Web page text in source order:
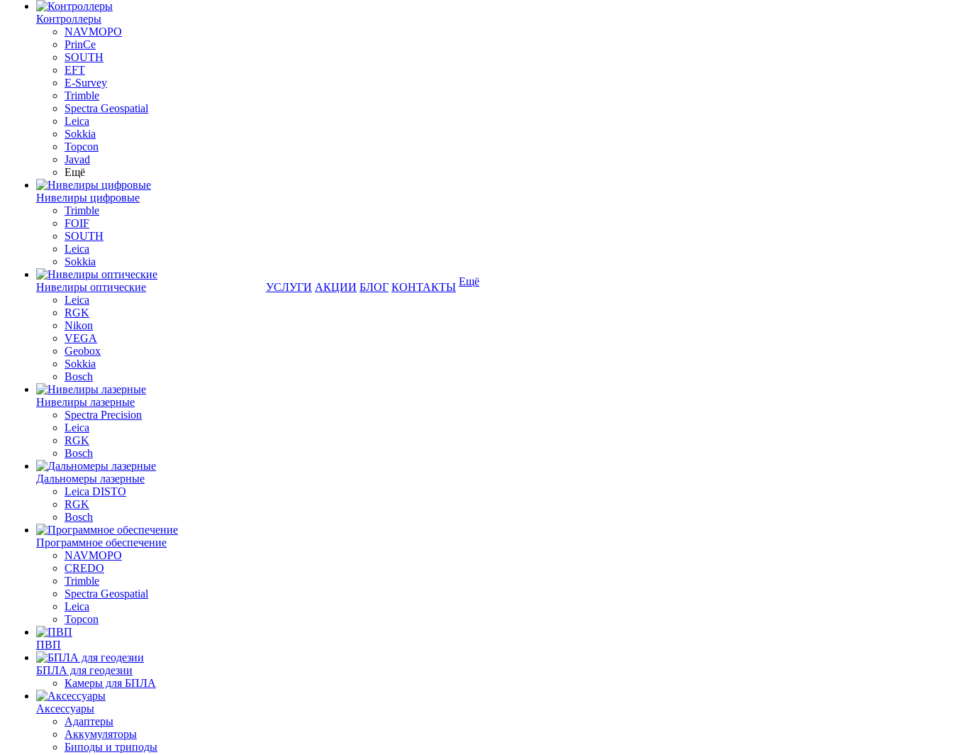
Контроллеры
NAVMOPO
PrinCe
SOUTH
EFT
E-Survey
Trimble
Spectra Geospatial
Leica
Sokkia
Topcon
Javad
Ещё
Нивелиры цифровые
Trimble
FOIF
SOUTH
Leica
Sokkia
Нивелиры оптические
Leica
RGK
Nikon
VEGA
Geobox
Sokkia
Bosch
Нивелиры лазерные
Spectra Precision
Leica
RGK
Bosch
Дальномеры лазерные
Leica DISTO
RGK
Bosch
Программное обеспечение
NAVMOPO
CREDO
Trimble
Spectra Geospatial
Leica
Topcon
ПВП
БПЛА для геодезии
Камеры для БПЛА
Аксессуары
Адаптеры
Аккумуляторы
Биподы и триподы
УСЛУГИ АКЦИИ БЛОГ КОНТАКТЫ Ещё